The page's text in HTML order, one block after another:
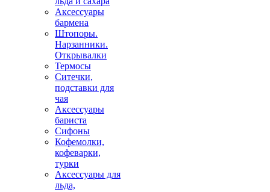
Аксессуары
бармена
Штопоры.
Нарзанники.
Открывалки
Термосы
Ситечки,
подставки для
чая
Аксессуары
бариста
Сифоны
Кофемолки,
кофеварки,
турки
Аксессуары для
льда,